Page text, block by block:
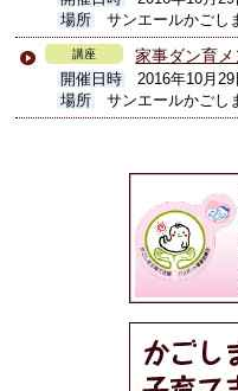
場所
サンエールかごし
講座 家事ダン育メ
開催日時
2016年10月
場所
サンエールかごし